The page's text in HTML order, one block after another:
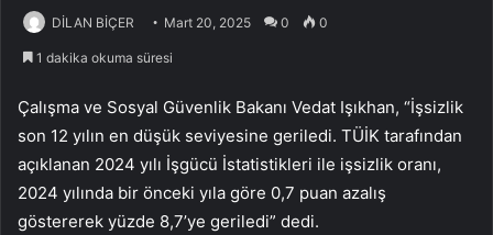
DİLAN BİÇER Mart 20, 2025 0 0
1 dakika okuma süresi
Çalışma ve Sosyal Güvenlik Bakanı Vedat Işıkhan, “İşsizlik
son 12 yılın en düşük seviyesine geriledi. TÜİK tarafından
açıklanan 2024 yılı İşgücü İstatistikleri ile işsizlik oranı,
2024 yılında bir önceki yıla göre 0,7 puan azalış
göstererek yüzde 8,7’ye geriledi” dedi.